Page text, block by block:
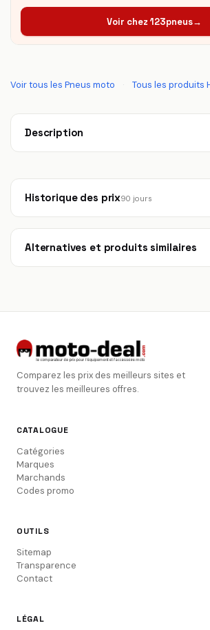
Voir chez 123pneus→
Voir tous les Pneus moto · Tous les produits
Description
Historique des prix90 jours
Alternatives et produits similaires
Comparez les prix des meilleurs sites et
trouvez les meilleures offres.
CATALOGUE
Catégories
Marques
Marchands
Codes promo
OUTILS
Sitemap
Transparence
Contact
LÉGAL